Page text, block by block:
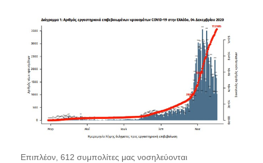
Επιπλέον, 612 συμπολίτες μας νοσηλεύονται